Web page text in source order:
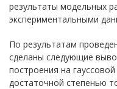
результаты модельных
экспериментальными
По результатам
сделаны следующие
построения на
достаточной степенью